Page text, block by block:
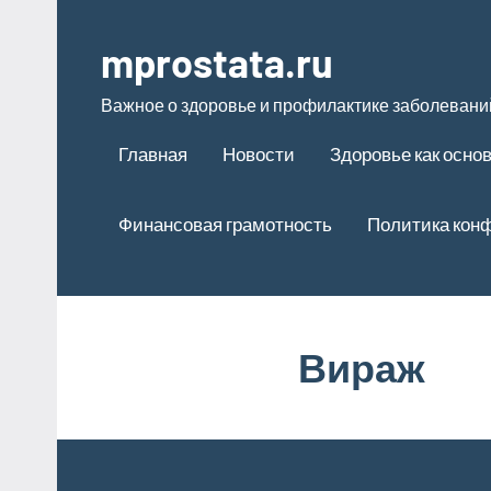
содержимому
mprostata.ru
Важное о здоровье и профилактике
Главная Новости Здоровье как
Финансовая грамотность Политика
Вираж